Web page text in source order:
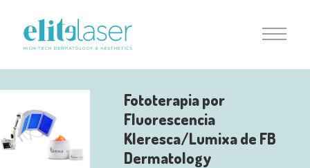
Fototerapia por
Fluorescencia
Kleresca/Lumixa de FB
Dermatology